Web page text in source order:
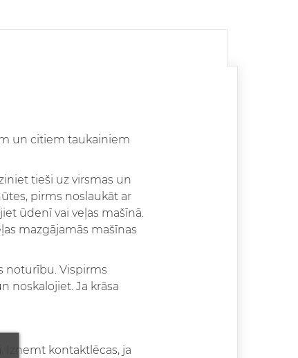
un citiem taukainiem
tieši uz virsmas un
pirms noslaukāt ar
ūdenī vai veļas mašīnā.
mazgājamās mašīnas
noturību. Vispirms
noskalojiet. Ja krāsa
Izņemt kontaktlēcas, ja